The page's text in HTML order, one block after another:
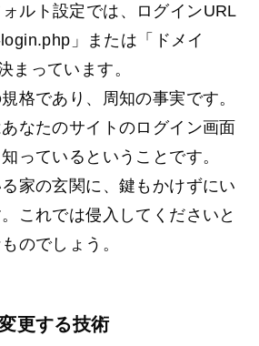
ルト設定では、ログインURL
」または「ドメイ
まっています。
格であり、周知の事実です。
なたのサイトのログイン画面
っているということです。
家の玄関に、鍵もかけずにい
これでは侵入してくださいと
のでしょう。
更する技術